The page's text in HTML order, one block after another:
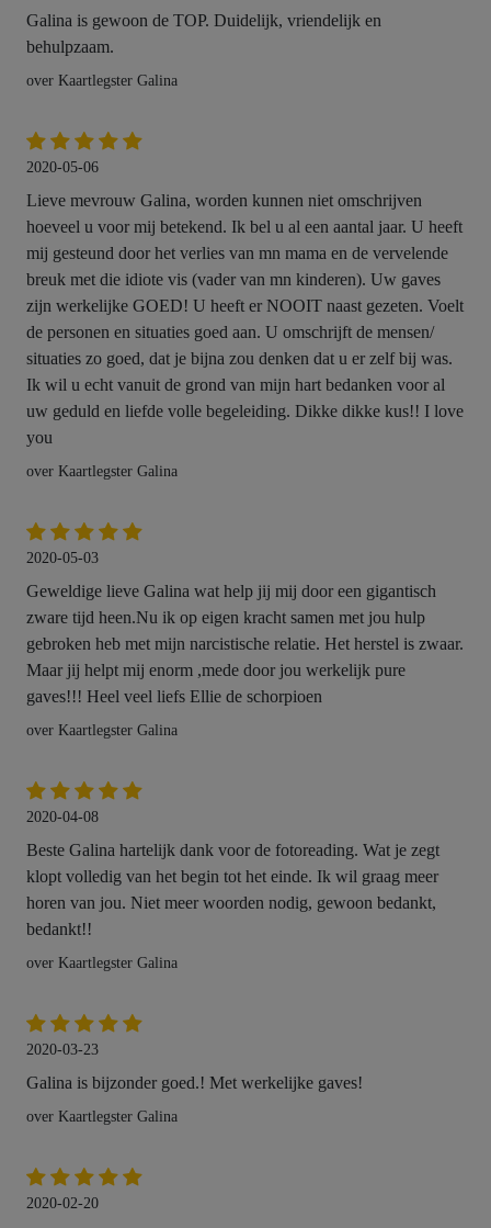
Galina is gewoon de TOP. Duidelijk, vriendelijk en
behulpzaam.
over Kaartlegster Galina
2020-05-06
Lieve mevrouw Galina, worden kunnen niet omschrijven
hoeveel u voor mij betekend. Ik bel u al een aantal jaar. U heeft
mij gesteund door het verlies van mn mama en de vervelende
breuk met die idiote vis (vader van mn kinderen). Uw gaves
zijn werkelijke GOED! U heeft er NOOIT naast gezeten. Voelt
de personen en situaties goed aan. U omschrijft de mensen/
situaties zo goed, dat je bijna zou denken dat u er zelf bij was.
Ik wil u echt vanuit de grond van mijn hart bedanken voor al
uw geduld en liefde volle begeleiding. Dikke dikke kus!! I love
you
over Kaartlegster Galina
2020-05-03
Geweldige lieve Galina wat help jij mij door een gigantisch
zware tijd heen.Nu ik op eigen kracht samen met jou hulp
gebroken heb met mijn narcistische relatie. Het herstel is zwaar.
Maar jij helpt mij enorm ,mede door jou werkelijk pure
gaves!!! Heel veel liefs Ellie de schorpioen
over Kaartlegster Galina
2020-04-08
Beste Galina hartelijk dank voor de fotoreading. Wat je zegt
klopt volledig van het begin tot het einde. Ik wil graag meer
horen van jou. Niet meer woorden nodig, gewoon bedankt,
bedankt!!
over Kaartlegster Galina
2020-03-23
Galina is bijzonder goed.! Met werkelijke gaves!
over Kaartlegster Galina
2020-02-20